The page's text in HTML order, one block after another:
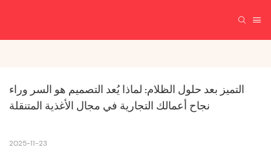
التميز بعد حلول الظلام: لماذا يُعد التصميم هو السر وراء
نجاح أعمالك التجارية في مجال الأغذية المتنقلة
2025-11-23